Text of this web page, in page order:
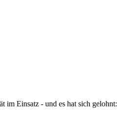
im Einsatz - und es hat sich gelohnt: